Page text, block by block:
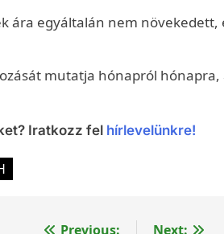
ára egyáltalán nem növekedett,
mutatja hónapról hónapra,
Iratkozz fel hírlevelünkre!
Previous:
Next: